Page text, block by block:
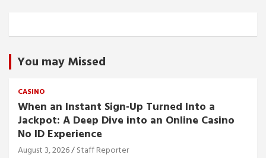
You may Missed
CASINO
When an Instant Sign‑Up Turned Into a
Jackpot: A Deep Dive into an Online Casino
No ID Experience
August 3, 2026 Staff Reporter